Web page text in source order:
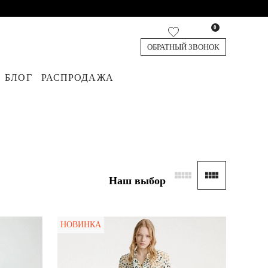
ОБРАТНЫЙ ЗВОНОК
0
БЛОГ РАСПРОДАЖА
Наш выбор
НОВИНКА